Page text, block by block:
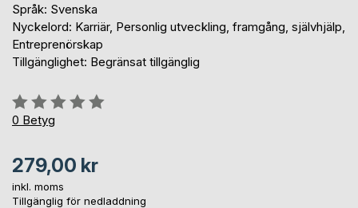
Språk: Svenska
Nyckelord: Karriär, Personlig utveckling, framgång, självhjälp,
Entreprenörskap
Tillgänglighet: Begränsat tillgänglig
Betyg::
0%
0 Betyg
279,00 kr
inkl. moms
Tillgänglig för nedladdning